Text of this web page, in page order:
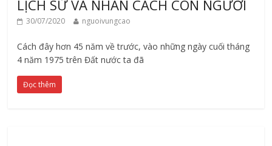
LỊCH SỬ VÀ NHÂN CÁCH CON NGƯỜI
30/07/2020 nguoivungcao
Cách đây hơn 45 năm về trước, vào những ngày cuối tháng
4 năm 1975 trên Đất nước ta đã
Đọc thêm